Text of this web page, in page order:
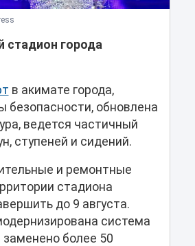
стадион города
в акимате города,
безопасности, обновлена
ведется частичный
ступеней и сидений.
и ремонтные
стадиона
до 9 августа.
система
более 50